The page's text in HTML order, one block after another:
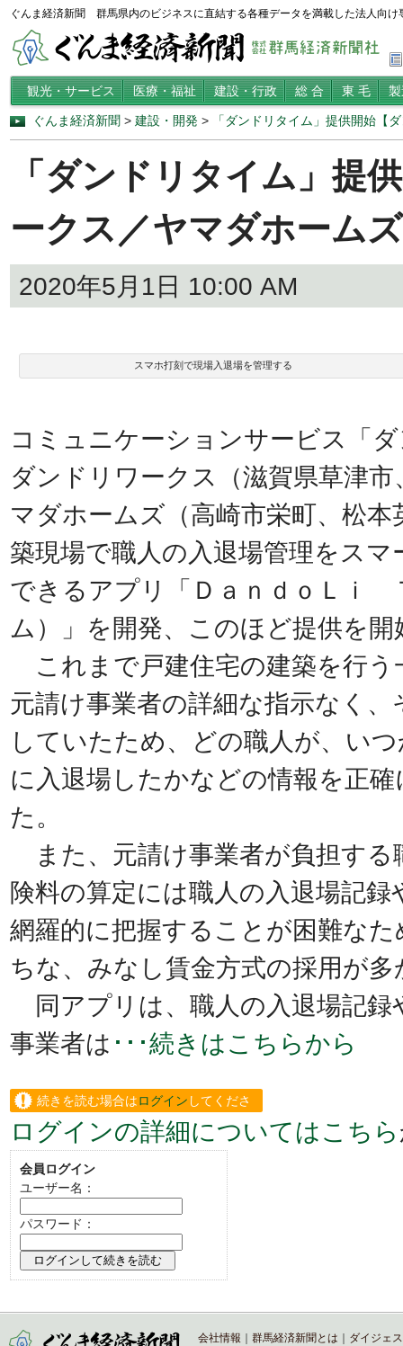
ぐんま経済新聞 群馬県内のビジネスに直結する各種データを満載した法人向け
観光・サービス 医療・福祉 建設・行政 総 合 東 毛
ぐんま経済新聞 > 建設・開発 > 「ダンドリタイム」提供開始【
「ダンドリタイム」提
ークス／ヤマダホーム
2020年5月1日 10:00 AM
スマホ打刻で現場入退場を管理する
コミュニケーションサービス「
ダンドリワークス（滋賀県草津
マダホームズ（高崎市栄町、松
築現場で職人の入退場管理をス
できるアプリ「ＤａｎｄｏＬｉ
ム）」を開発、このほど提供を開
これまで戸建住宅の建築を行う
元請け事業者の詳細な指示なく
していたため、どの職人が、い
に入退場したかなどの情報を正
た。
また、元請け事業者が負担する
険料の算定には職人の入退場記
網羅的に把握することが困難な
ちな、みなし賃金方式の採用が多
同アプリは、職人の入退場記録
事業者は ･･･続きはこちらから
続きを読む場合はログイン してくださ
い。
ログインの詳細についてはこちら
会員ログイン
ユーザー名：
パスワード：
会社情報 群馬経済新聞とは
ダイジェ